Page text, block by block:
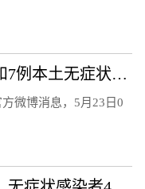
北京新增41例本土确诊病例和7例本土无症状感染者
微博消息，5月23日0